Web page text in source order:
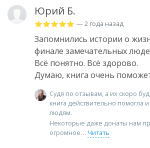
Юрий Б.
— 2 года назад
Запомнились истории о
финале замечательных
Всё понятно. Всё здорово.
Думаю, книга очень
Судя по отзывам, а их скоро
книга действительно помогла
людям.
Некоторые даже донаты нам
огромное
Читать